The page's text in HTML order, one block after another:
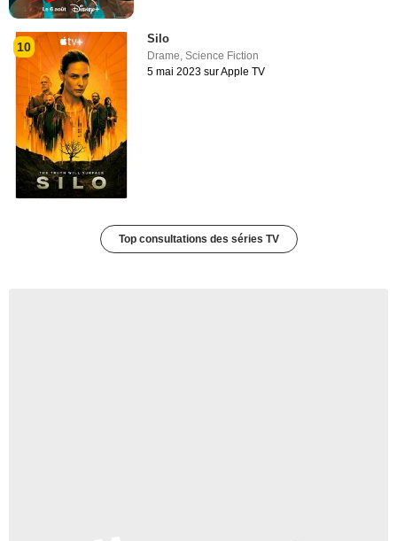
10
Silo
Drame,Science Fiction
5 mai 2023 sur Apple TV
Top consultations des séries TV